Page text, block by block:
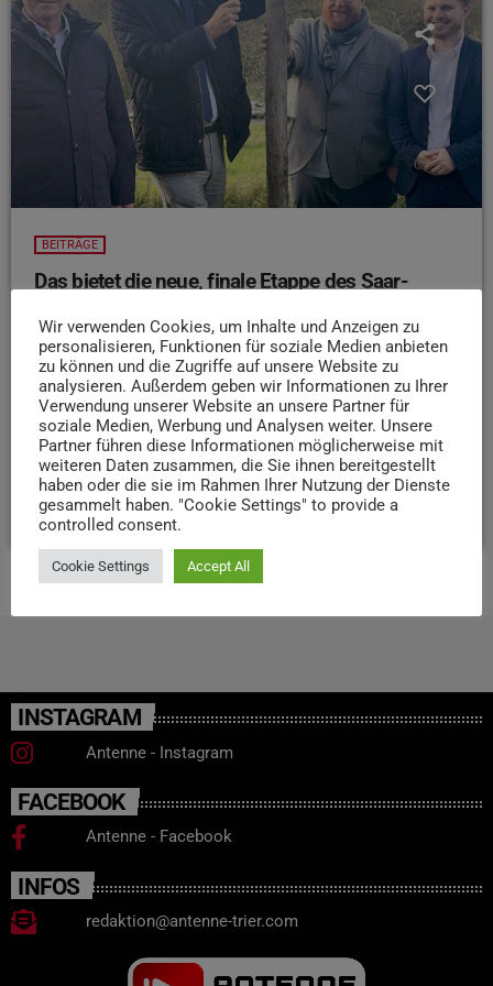
BEITRÄGE
Das bietet die neue, finale Etappe des Saar-
Frische Luft und neue Wege – das war letzte Woche das
Motto in Trier, als beim Gut Avelsbach die neue, letzte
Etappe des Saar-Hunsrück-Steigs eröffnet wurde
Im Interview erklären uns Achim Laub, früherer Leiter des
Wanderbüros und OB Wolfram Leibe, was so besonders
an dem Wanderweg ist:
today 5. NOVEMBER 2025 53
INSTAGRAM
Antenne - Instagram
FACEBOOK
Antenne - Facebook
INFOS
redaktion@antenne-trier.com
Wir verwenden Cookies, um Inhalte und Anzeigen zu
personalisieren, Funktionen für soziale Medien anbieten
zu können und die Zugriffe auf unsere Website zu
analysieren. Außerdem geben wir Informationen zu Ihrer
Verwendung unserer Website an unsere Partner für
soziale Medien, Werbung und Analysen weiter. Unsere
Partner führen diese Informationen möglicherweise mit
weiteren Daten zusammen, die Sie ihnen bereitgestellt
haben oder die sie im Rahmen Ihrer Nutzung der Dienste
gesammelt haben. "Cookie Settings" to provide a
controlled consent.
Cookie Settings Accept All